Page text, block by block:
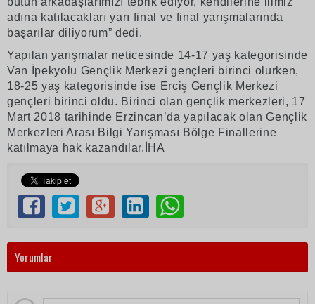
adına katılacakları yarı final ve final yarışmalarında
başarılar diliyorum” dedi.
Yapılan yarışmalar neticesinde 14-17 yaş kategorisinde
Van İpekyolu Gençlik Merkezi gençleri birinci olurken,
18-25 yaş kategorisinde ise Erciş Gençlik Merkezi
gençleri birinci oldu. Birinci olan gençlik merkezleri, 17
Mart 2018 tarihinde Erzincan’da yapılacak olan Gençlik
Merkezleri Arası Bilgi Yarışması Bölge Finallerine
katılmaya hak kazandılar.İHA
Yorumlar